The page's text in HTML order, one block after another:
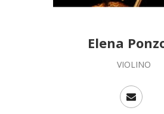
Elena
VIOLINO